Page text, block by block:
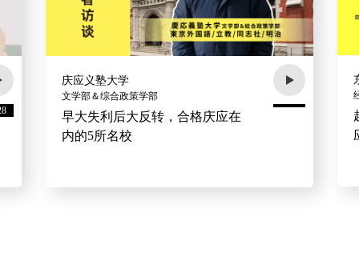
庆应义塾大学
文学部＆综合政策学部
早大失利后大反转，合格庆应在
内的5所名校